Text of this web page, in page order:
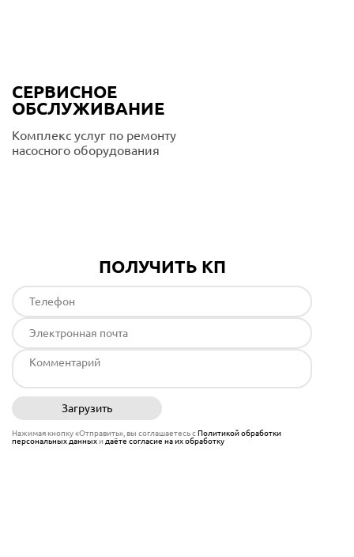
СЕРВИСНОЕ
ОБСЛУЖИВАНИЕ
Комплекс услуг по ремонту
насосного оборудования
ПОЛУЧИТЬ КП
Загрузить
Нажимая кнопку «Отправить», вы соглашаетесь сПолитикой обработки
персональных данныхи даёте согласие на их обработку